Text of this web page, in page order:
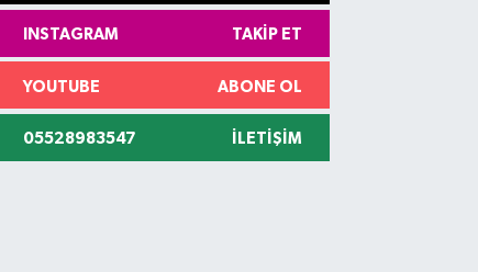
INSTAGRAM TAKIP ET
YOUTUBE ABONE OL
05528983547 İLETIŞIM